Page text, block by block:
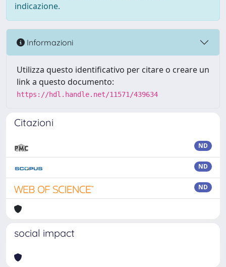
indicazione.
Informazioni
Utilizza questo identificativo per citare o creare un
link a questo documento:
https://hdl.handle.net/11571/439634
Citazioni
ND
ND
ND
social impact